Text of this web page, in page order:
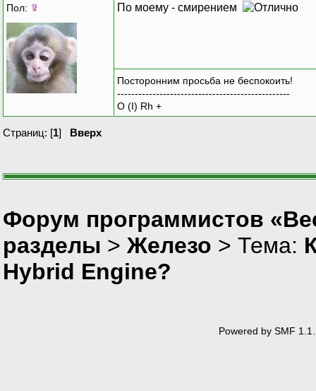
Пол:
По моему - смирением
Посторонним просьба не беспокоить!
-------------------------------------------------
O (I) Rh +
Страниц: [1] Вверх
Форум программистов
разделы > Железо > Тема:
Hybrid Engine?
Powered by SMF